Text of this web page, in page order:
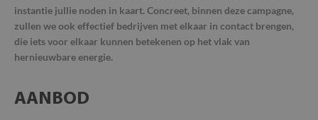
instantie jullie noden in kaart. Concreet, binnen deze campagne,
zullen we ook effectief bedrijven met elkaar in contact brengen,
die iets voor elkaar kunnen betekenen op het vlak van
hernieuwbare energie.
AANBOD